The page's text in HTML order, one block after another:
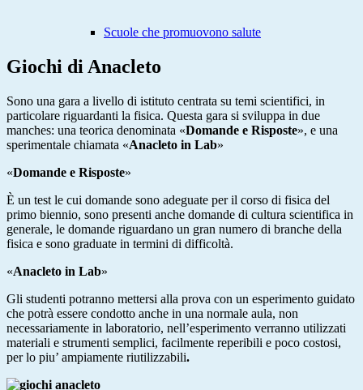
Scuole che promuovono salute
Giochi di Anacleto
Sono una gara a livello di istituto centrata su temi scientifici, in
particolare riguardanti la fisica. Questa gara si sviluppa in due
manches: una teorica denominata «Domande e Risposte», e una
sperimentale chiamata «Anacleto in Lab»
«Domande e Risposte»
È un test le cui domande sono adeguate per il corso di fisica del
primo biennio, sono presenti anche domande di cultura scientifica in
generale, le domande riguardano un gran numero di branche della
fisica e sono graduate in termini di difficoltà.
«Anacleto in Lab»
Gli studenti potranno mettersi alla prova con un esperimento guidato
che potrà essere condotto anche in una normale aula, non
necessariamente in laboratorio, nell’esperimento verranno utilizzati
materiali e strumenti semplici, facilmente reperibili e poco costosi,
per lo piu’ ampiamente riutilizzabili.